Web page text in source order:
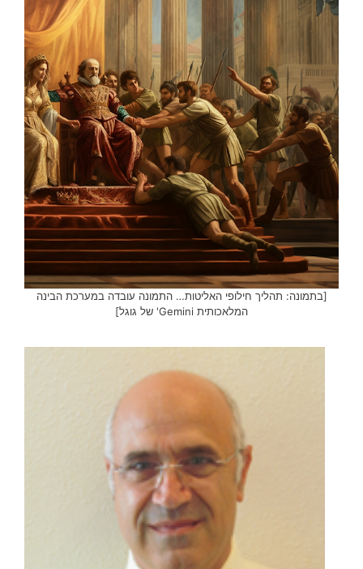
[בתמונה: תהליך חילופי האליטות… התמונה עובדה במערכת הבינה
המלאכותית Gemini' של גוגל]